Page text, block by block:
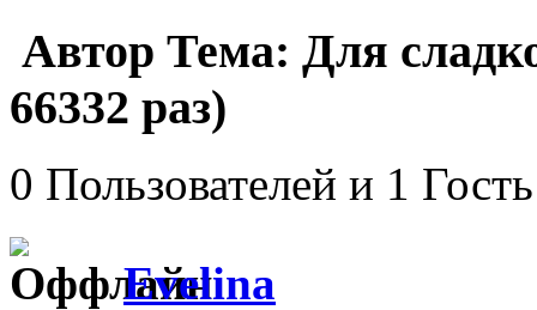
Автор Тема: Для
66332 раз)
0 Пользователей и 1
Evelina